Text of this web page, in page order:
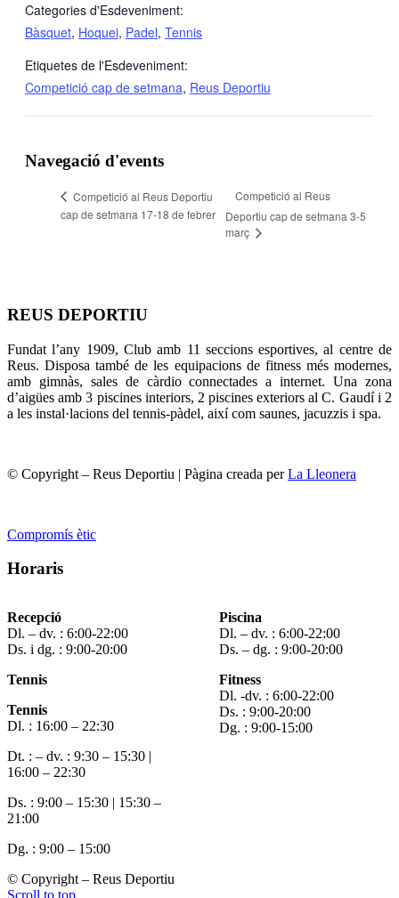
Categories d'Esdeveniment:
Bàsquet, Hoquei, Padel, Tennis
Etiquetes de l'Esdeveniment:
Competició cap de setmana, Reus Deportiu
Navegació d'events
Competició al Reus Deportiu
cap de setmana 17-18 de febrer
Competició al Reus
Deportiu cap de setmana 3-5
març
REUS DEPORTIU
Fundat l’any 1909, Club amb 11 seccions esportives, al centre de
Reus. Disposa també de les equipacions de fitness més modernes,
amb gimnàs, sales de càrdio connectades a internet. Una zona
d’aigües amb 3 piscines interiors, 2 piscines exteriors al C. Gaudí i 2
a les instal·lacions del tennis-pàdel, així com saunes, jacuzzis i spa.
© Copyright – Reus Deportiu | Pàgina creada perLa Lleonera
Compromís ètic
Horaris
Recepció
Dl. – dv. : 6:00-22:00
Ds. i dg. : 9:00-20:00
Tennis
Tennis
Dl. : 16:00 – 22:30
Dt. : – dv. : 9:30 – 15:30 |
16:00 – 22:30
Ds. : 9:00 – 15:30 | 15:30 –
21:00
Dg. : 9:00 – 15:00
Piscina
Dl. – dv. : 6:00-22:00
Ds. – dg. : 9:00-20:00
Fitness
Dl. -dv. : 6:00-22:00
Ds. : 9:00-20:00
Dg. : 9:00-15:00
© Copyright – Reus Deportiu
Scroll to top